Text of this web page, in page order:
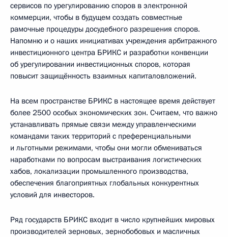
сервисов по урегулированию споров в электронной
коммерции, чтобы в будущем создать совместные
рамочные процедуры досудебного разрешения споров.
Напомню и о наших инициативах учреждения арбитражного
инвестиционного центра БРИКС и разработки конвенции
об урегулировании инвестиционных споров, которая
повысит защищённость взаимных капиталовложений.
На всем пространстве БРИКС в настоящее время действует
более 2500 особых экономических зон. Считаем, что важно
устанавливать прямые связи между управленческими
командами таких территорий с преференциальными
и льготными режимами, чтобы они могли обмениваться
наработками по вопросам выстраивания логистических
хабов, локализации промышленного производства,
обеспечения благоприятных глобальных конкурентных
условий для инвесторов.
Ряд государств БРИКС входит в число крупнейших мировых
производителей зерновых, зернобобовых и масличных